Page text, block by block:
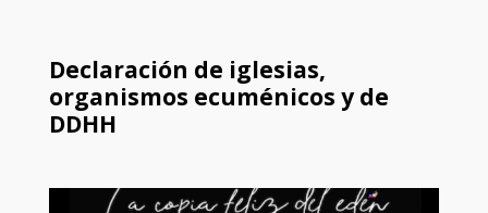
Declaración de iglesias,
organismos ecuménicos y de
DDHH